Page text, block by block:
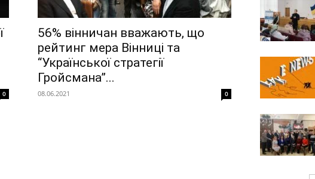
0
56% вінничан вважають, що
рейтинг мера Вінниці та
“Української стратегії
Гройсмана”...
08.06.2021 0